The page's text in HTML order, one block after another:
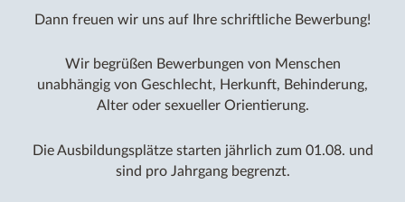
Dann freuen wir uns auf Ihre schriftliche Bewerbung!
Wir begrüßen Bewerbungen von Menschen
unabhängig von Geschlecht, Herkunft, Behinderung,
Alter oder sexueller Orientierung.
Die Ausbildungsplätze starten jährlich zum 01.08. und
sind pro Jahrgang begrenzt.